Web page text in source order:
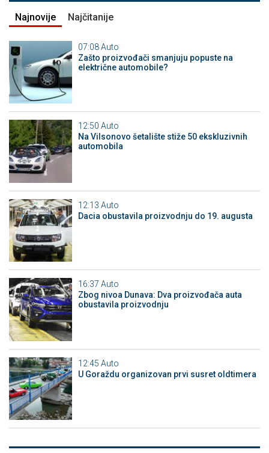
Najnovije Najčitanije
07:08Auto
Zašto proizvođači smanjuju popuste na
električne automobile?
12:50 Auto
Na Vilsonovo šetalište stiže 50 ekskluzivnih
automobila
12:13 Auto
Dacia obustavila proizvodnju do 19. augusta
16:37 Auto
Zbog nivoa Dunava: Dva proizvođača auta
obustavila proizvodnju
12:45 Auto
U Goraždu organizovan prvi susret oldtimera